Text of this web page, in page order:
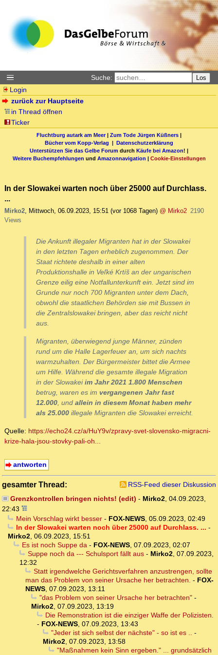
Suche: Los
Login
zurück zur Hauptseite
in Thread öffnen
Ticker
Fluchtburg autark am Meer| Zum Tode Jürgen Küßners |
Bücher vom Kopp-Verlag | Datenschutzerklärung
Unterstützen Sie das Gelbe Forum durch Käufe bei Amazon! |
Weitere Buchempfehlungen und Amazonnavigation | Cookie-Einstellungen
In der Slowakei warten noch über 25000 auf Durchlass.
...
Mirko2, Mittwoch, 06.09.2023, 15:51 (vor 1068 Tagen) @ Mirko2 2190
Views
Die Ankunft illegaler Migranten hat in der Slowakei
in den letzten Tagen erheblich zugenommen. Der
Staat richtete deshalb in einer alten
Produktionshalle in Veľké Krtíš an der ungarischen
Grenze eilig eine Notfallunterkunft ein. Jetzt sind im
Grunde nur noch 700 Migranten unter dem Dach,
obwohl die staatlichen Behörden sie mit Bussen in
die Zentralslowakei bringen, aber das reicht nicht
aus.
Migranten, überwiegend junge Männer, zünden
rund um die Halle Lagerfeuer an, um sich nachts
warmzuhalten. Der Bürgermeister bittet die Armee
um Hilfe. Während die gesamte illegale Migration
in der Slowakeiim Jahr 2021 1.800 Menschen
betrug, waren es im vergangenen Jahr fast
12.000, und allein in diesem Monat haben mehr
als 25.000 illegale Migranten die Slowakei erreicht.
Quelle: https://echo24.cz/a/HuY9v/zpravy-svet-slovensko-migracni-
krize-hala-jsou-stovky-pali-oh...
antworten
gesamter Thread:
RSS-Feed dieser Diskussion
Grenzkontrollen bringen nichts! (edit) - Mirko2, 04.09.2023,
22:43
Mein Vorschlag wirkt besser- FOX-NEWS, 05.09.2023, 02:49
In der Slowakei warten noch über 25000 auf Durchlass. ... -
Mirko2, 06.09.2023, 15:51
Es ist noch Suppe da- FOX-NEWS, 07.09.2023, 02:07
Suppe noch da --- Schulsport fällt aus- Mirko2, 07.09.2023,
12:32
Statt irgendwelche Gerichtsverfahren anzustrengen, sollte
man das Problem von seiner Ursache her betrachten. - FOX-
NEWS, 07.09.2023, 13:11
"das Problem von seiner Ursache her betrachten"-
Mirko2, 07.09.2023, 13:19
Die Remonstration ist die einziger Waffe der Polizisten.
- FOX-NEWS, 07.09.2023, 13:43
"Jeder ist sich selbst der nächste" - so ist es .. -
Mirko2, 07.09.2023, 13:58
"Maßnahmen kein Sinn ergeben." ... grundsätzlich